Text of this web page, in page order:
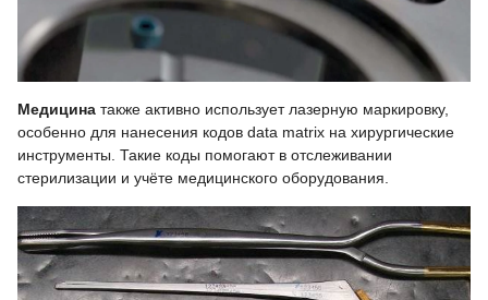
Медицина также активно использует лазерную маркировку,
особенно для нанесения кодов data matrix на хирургические
инструменты. Такие коды помогают в отслеживании
стерилизации и учёте медицинского оборудования.